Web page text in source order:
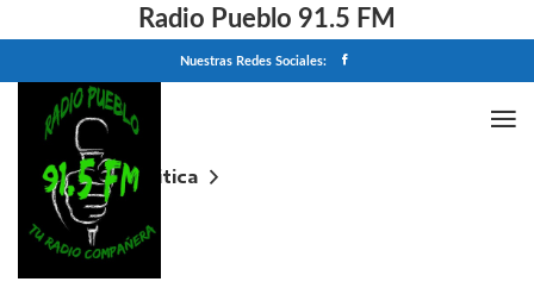
Radio Pueblo 91.5 FM
Nuestras Redes Sociales:
Home
Politica
Córdoba perdió 11 mil empleos privados en dos años
y se resiente la matriz productiva